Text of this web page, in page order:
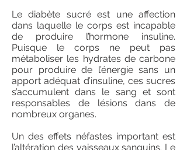
Le diabète sucré est une affection
dans laquelle le corps est incapable
de produire l’hormone insuline.
Puisque le corps ne peut pas
métaboliser les hydrates de carbone
pour produire de l’énergie sans un
apport adéquat d’insuline, ces sucres
s’accumulent dans le sang et sont
responsables de lésions dans de
nombreux organes.
Un des effets néfastes important est
l’altération des vaisseaux sanguins. Le